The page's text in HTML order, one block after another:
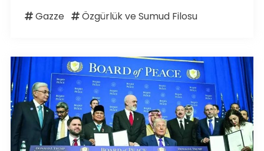
Gazze
Özgürlük ve Sumud Filosu